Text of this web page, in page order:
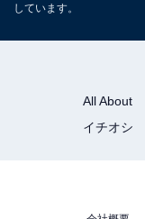
しています。
All About
イチオシ